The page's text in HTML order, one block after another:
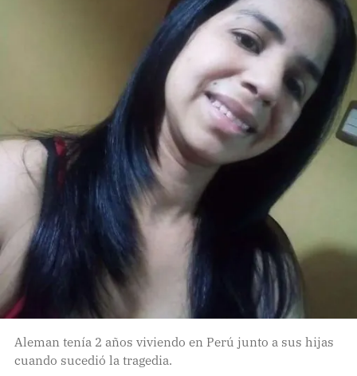
Aleman tenía 2 años viviendo en Perú junto a sus hijas
cuando sucedió la tragedia.